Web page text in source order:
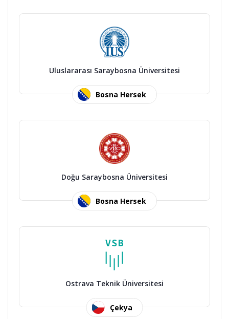
Uluslararası Saraybosna Üniversitesi
Bosna Hersek
Doğu Saraybosna Üniversitesi
Bosna Hersek
Ostrava Teknik Üniversitesi
Çekya